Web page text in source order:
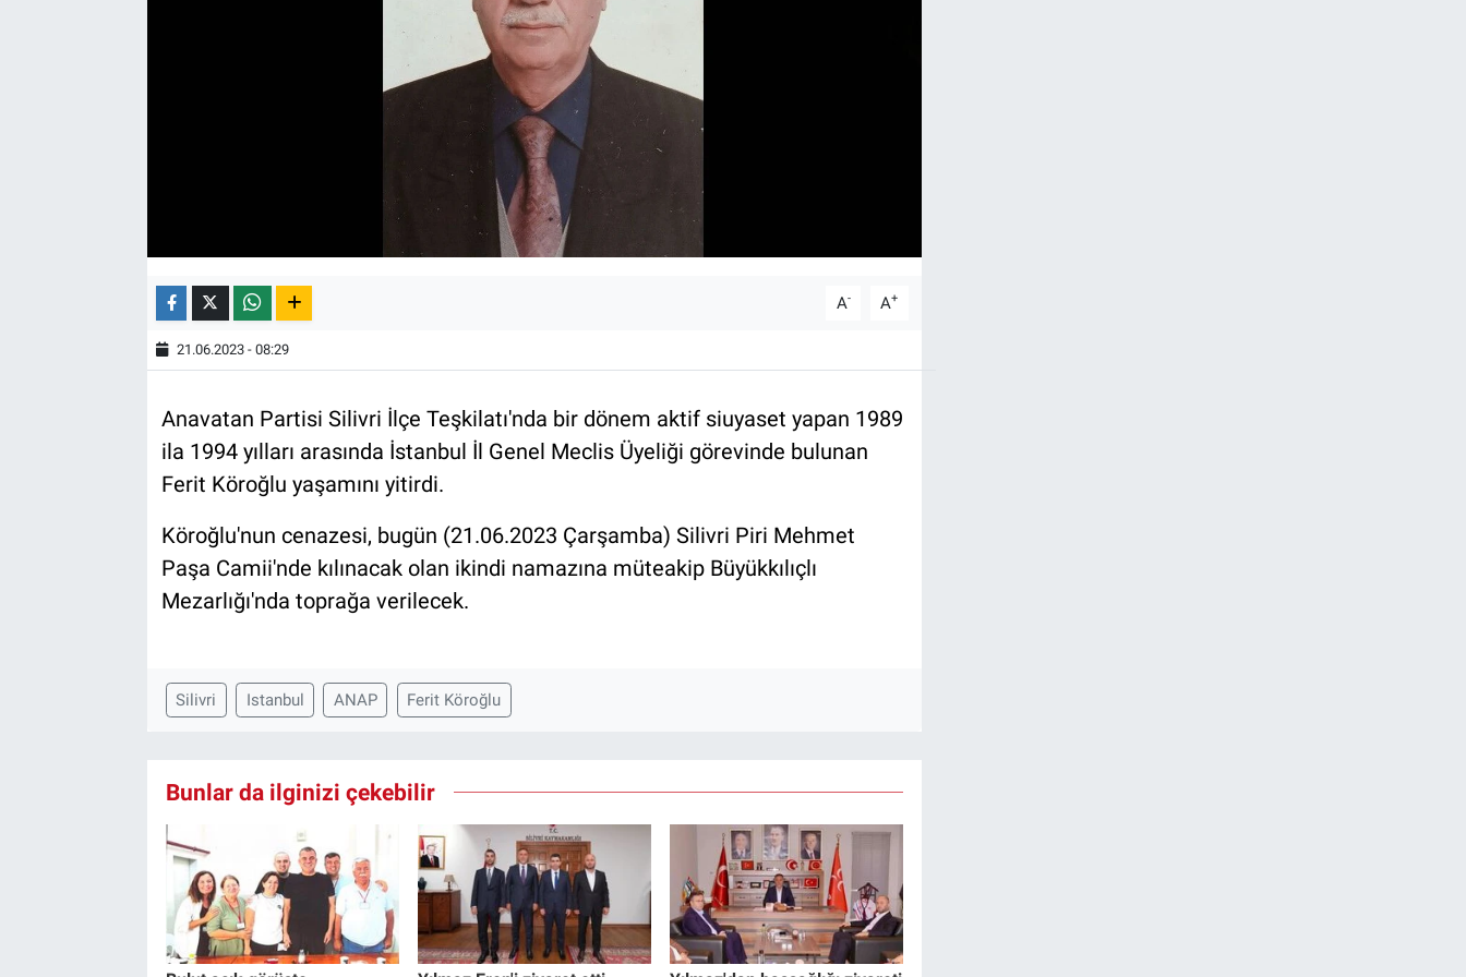
A- A+
21.06.2023 - 08:29
Anavatan Partisi Silivri İlçe Teşkilatı'nda bir dönem aktif siuyaset yapan 1989
ila 1994 yılları arasında İstanbul İl Genel Meclis Üyeliği görevinde bulunan
Ferit Köroğlu yaşamını yitirdi.
Köroğlu'nun cenazesi, bugün (21.06.2023 Çarşamba) Silivri Piri Mehmet
Paşa Camii'nde kılınacak olan ikindi namazına müteakip Büyükkılıçlı
Mezarlığı'nda toprağa verilecek.
Silivri Istanbul ANAP Ferit Köroğlu
Bunlar da ilginizi çekebilir